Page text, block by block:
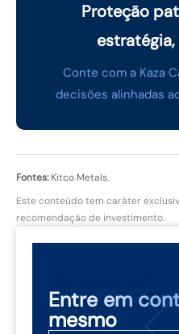
Proteção
Conte com a Kaza
decisões alinhadas
Fontes:Kitco Metals.
Este conteúdo tem caráter
recomendação de investimento.
Entre em
mesmo